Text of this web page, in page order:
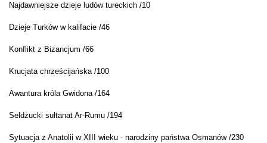
Najdawniejsze dzieje ludów tureckich /10
Dzieje Turków w kalifacie /46
Konflikt z Bizancjum /66
Krucjata chrześcijańska /100
Awantura króla Gwidona /164
Seldżucki sułtanat Ar-Rumu /194
Sytuacja z Anatolii w XIII wieku - narodziny państwa Osmanów /230